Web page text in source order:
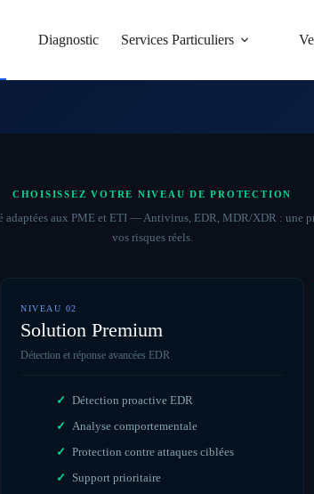
Diagnostic Services Particuliers
CHOISISSEZ VOTRE NIVEAU DE PROTECTION
adaptées aux PME et ETI — Antivirus, EDR, MDR/XDR : une
vos risques réels.
NIVEAU 02
Solution Premium
Détection et réponse avancées EDR
Détection proactive EDR
Analyse comportementale
Protection contre attaques ciblées
Support prioritaire